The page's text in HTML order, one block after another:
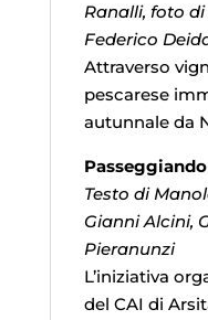
Ranalli, foto di
Federico
Attraverso
pescarese
autunnale da
Testo di
Gianni Alcini,
Pieranunzi
L’iniziativa
del CAI di